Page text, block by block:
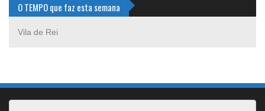
O TEMPO que faz esta semana
Vila de Rei